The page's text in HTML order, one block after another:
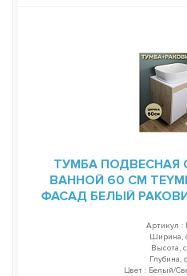
ТУМБА ПОДВЕСНАЯ
ВАННОЙ 60 СМ
ФАСАД БЕЛЫЙ
Артикул :
Ширина,
Высота,
Глубина,
Цвет : Белый/